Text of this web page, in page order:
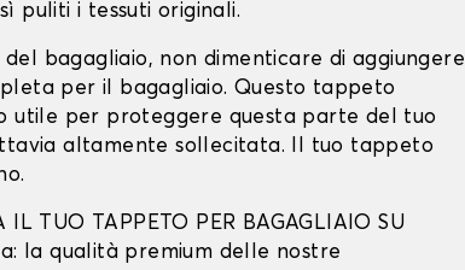
puliti i tessuti originali.
bagagliaio, non dimenticare di aggiungere
per il bagagliaio. Questo tappeto
utile per proteggere questa parte del tuo
altamente sollecitata. Il tuo tappeto
IL TUO TAPPETO PER BAGAGLIAIO SU
la qualità premium delle nostre